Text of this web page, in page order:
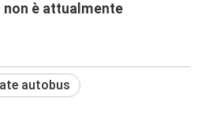
è attualmente
autobus